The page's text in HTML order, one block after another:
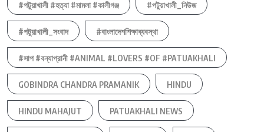
#পটুয়াখালী #হত্যা #মামলা #কালীগঞ্জ
#পটুয়াখালী_নিউজ
#পটুয়াখালী_সংবাদ #বাংলাদেশশিক্ষাব্যবস্থা
#সাপ #বন্যাপ্রানী #ANIMAL #LOVERS #OF #PATUAKHALI
GOBINDRA CHANDRA PRAMANIK HINDU
HINDU MAHAJUT PATUAKHALI NEWS